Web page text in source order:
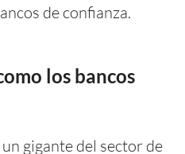
de confianza.
los bancos
gigante del sector de